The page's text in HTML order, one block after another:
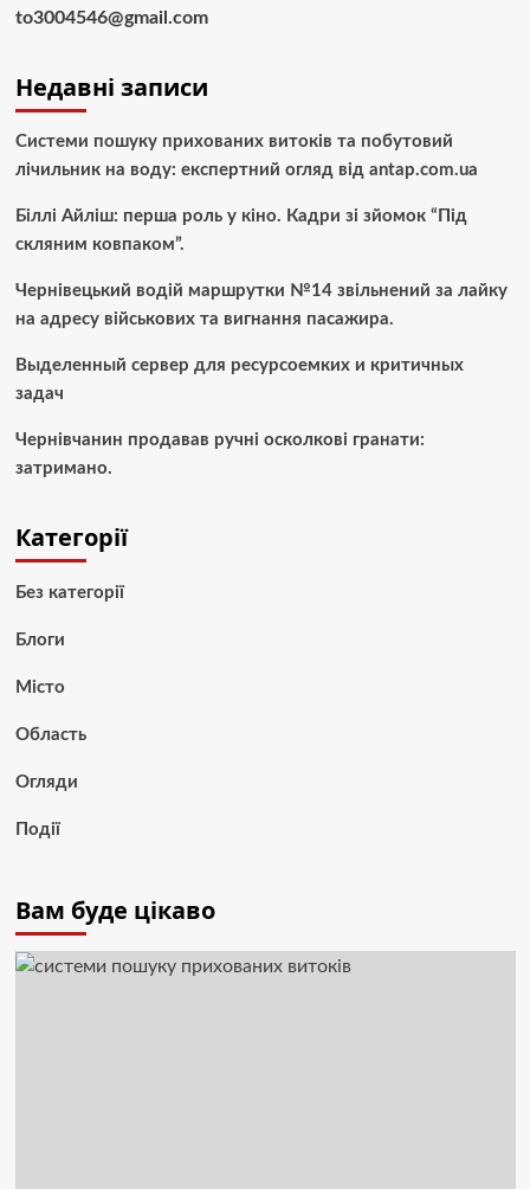
to3004546@gmail.com
Недавні записи
Системи пошуку прихованих витоків та побутовий
лічильник на воду: експертний огляд від antap.com.ua
Біллі Айліш: перша роль у кіно. Кадри зі зйомок “Під
скляним ковпаком”.
Чернівецький водій маршрутки №14 звільнений за лайку
на адресу військових та вигнання пасажира.
Выделенный сервер для ресурсоемких и критичных
задач
Чернівчанин продавав ручні осколкові гранати:
затримано.
Категорії
Без категорії
Блоги
Місто
Область
Огляди
Події
Вам буде цікаво